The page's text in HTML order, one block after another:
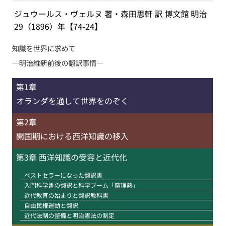
ジュウールス・ヴェルヌ 著・森田思軒 訳 博文館 明治
29（1896）年【74-24】
知識を世界に求めて
―明治維新前後の翻訳事情―
第1章
オランダを通して世界をのぞく
第2章
開国期における西洋知識の移入
第3章 西洋知識の受容と近代化
ベストセラーになった翻訳書
入門科学書の翻訳と科学ブーム「窮理熱」
近代教育の始まりと翻訳教科書
自由民権運動と翻訳
近代法制の整備と明治憲法の制定